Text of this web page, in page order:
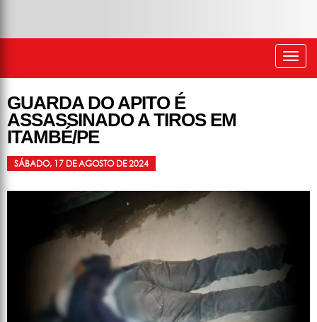
GUARDA DO APITO É
ASSASSINADO A TIROS EM
ITAMBÉ/PE
SÁBADO, 17 DE AGOSTO DE 2024